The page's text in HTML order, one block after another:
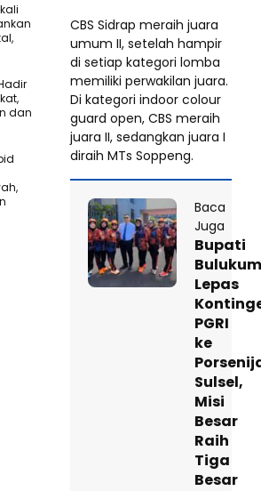
CBS Sidrap meraih juara
umum II, setelah hampir
di setiap kategori lomba
memiliki perwakilan juara.
Di kategori indoor colour
guard open, CBS meraih
juara II, sedangkan juara I
diraih MTs Soppeng.
Baca
Juga
Bupati
Lepas
PGRI
ke
Sulsel,
Misi
Besar
Raih
Tiga
Besar
dan